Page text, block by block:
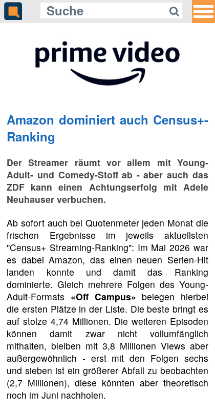
Amazon dominiert auch Census+-
Ranking
Der Streamer räumt vor allem mit Young-
Adult- und Comedy-Stoff ab - aber auch das
ZDF kann einen Achtungserfolg mit Adele
Neuhauser verbuchen.
Ab sofort auch bei Quotenmeter jeden Monat die
frischen Ergebnisse im jeweils aktuellsten
"Census+ Streaming-Ranking": Im Mai 2026 war
es dabei Amazon, das einen neuen Serien-Hit
landen konnte und damit das Ranking
dominierte. Gleich mehrere Folgen des Young-
Adult-Formats «Off Campus» belegen hierbei
die ersten Plätze in der Liste. Die beste bringt es
auf stolze 4,74 Millionen. Die weiteren Episoden
können damit zwar nicht vollumfänglich
mithalten, bleiben mit 3,8 Millionen Views aber
außergewöhnlich - erst mit den Folgen sechs
und sieben ist ein größerer Abfall zu beobachten
(2,7 Millionen), diese könnten aber theoretisch
noch im Juni nachholen.